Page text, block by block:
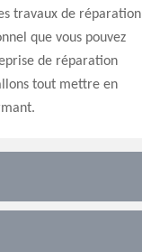
travaux de réparation
que vous pouvez
de réparation
tout mettre en